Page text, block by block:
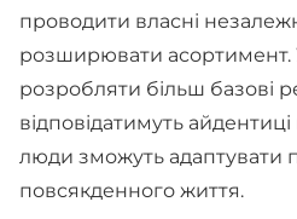
проводити власні
розширювати асортимент.
розробляти більш базові
відповідатимуть
люди зможуть адаптувати
повсякденного життя.